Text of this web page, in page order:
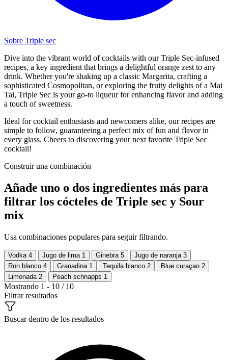
Sobre Triple sec
Dive into the vibrant world of cocktails with our Triple Sec-infused
recipes, a key ingredient that brings a delightful orange zest to any
drink. Whether you're shaking up a classic Margarita, crafting a
sophisticated Cosmopolitan, or exploring the fruity delights of a Mai
Tai, Triple Sec is your go-to liqueur for enhancing flavor and adding
a touch of sweetness.
Ideal for cocktail enthusiasts and newcomers alike, our recipes are
simple to follow, guaranteeing a perfect mix of fun and flavor in
every glass. Cheers to discovering your next favorite Triple Sec
cocktail!
Construir una combinación
Añade uno o dos ingredientes más para
filtrar los cócteles de Triple sec y Sour
mix
Usa combinaciones populares para seguir filtrando.
Vodka 4 Jugo de lima 1 Ginebra 5 Jugo de naranja 3
Ron blanco 4 Granadina 1 Tequila blanco 2 Blue curaçao 2
Limonada 2 Peach schnapps 1
Mostrando 1 - 10 / 10
Filtrar resultados
Buscar dentro de los resultados